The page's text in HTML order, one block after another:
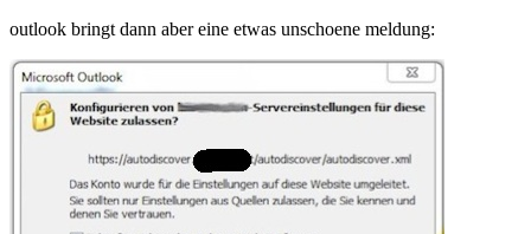
outlook bringt dann aber eine etwas unschoene meldung: